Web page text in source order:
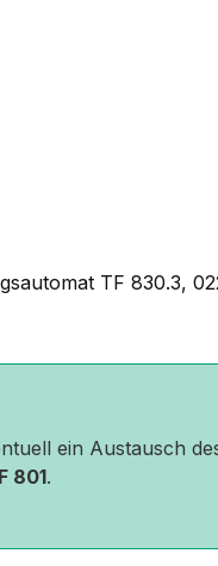
TF 830.3,
ein Austausch
801.